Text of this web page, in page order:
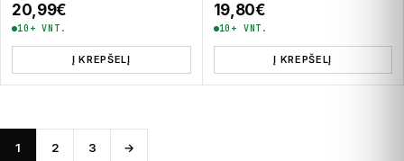
20,99€
10+ VNT.
Į KREPŠELĮ
19,80€
10+ VNT.
Į KREPŠELĮ
1 2 3 →